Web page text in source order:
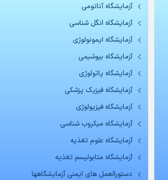
آزمایشگاه آناتومی
آزمایشگاه انگل شناسی
آزمایشگاه ایمونولوژی
آزمایشگاه بیوشیمی
آزمایشگاه پاتولوژی
آزمایشگاه فیزیک پزشکی
آزمایشگاه فیزیولوژی
آزمایشگاه میکروب شناسی
آزمایشگاه علوم تغذیه
آزمایشگاه متابولیسم تغذیه
دستورالعمل های ایمنی آزمایشگاهها